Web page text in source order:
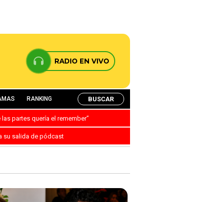
RADIO EN VIVO
RANKING BUSCAR
partes quería el remember”
su salida de pódcast